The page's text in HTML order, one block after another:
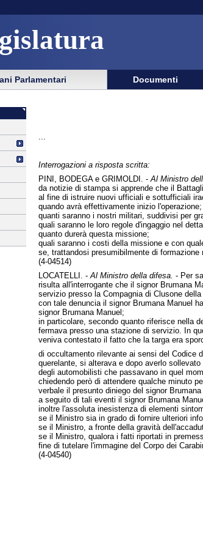
Parlamentari Documenti
Interrogazioni a risposta scritta:
PINI, BODEGA e GRIMOLDI. - Al Ministro
da notizie di stampa si apprende che il
al fine di istruire nuovi ufficiali e sottufficiali
quando avrà effettivamente inizio l'operazione;
quanti saranno i nostri militari, suddivisi per
quali saranno le loro regole d'ingaggio nel
quanto durerà questa missione;
quali saranno i costi della missione e con
se, trattandosi presumibilmente di
(4-04514)
LOCATELLI. - Al Ministro della difesa. - Per
risulta all'interrogante che il signor Brumana
servizio presso la Compagnia di Clusone
con tale denuncia il signor Brumana Manuel
signor Brumana Manuel;
in particolare, secondo quanto riferisce nella
fermava presso una stazione di servizio. In
veniva contestato il fatto che la targa era
di occultamento rilevante ai sensi del Codice
querelante, si alterava e dopo averlo
degli automobilisti che passavano in quel
chiedendo però di attendere qualche minuto
verbale il presunto diniego del signor
a seguito di tali eventi il signor Brumana
inoltre l'assoluta inesistenza di elementi
se il Ministro sia in grado di fornire ulteriori
se il Ministro, a fronte della gravità
se il Ministro, qualora i fatti riportati in
fine di tutelare l'immagine del Corpo dei
(4-04540)